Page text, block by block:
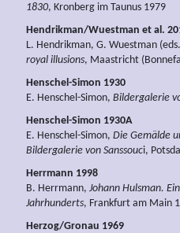
1830, Kronberg im Taunus 1979
Hendrikman/Wuestman et al.
L. Hendrikman, G. Wuestman
royal illusions, Maastricht
Henschel-Simon 1930
E. Henschel-Simon, Bildergalerie
Henschel-Simon 1930A
E. Henschel-Simon, Die Gemälde
Bildergalerie von Sanssouci,
Herrmann 1998
B. Herrmann, Johann Hulsman.
Jahrhunderts, Frankfurt am Main
Herzog/Gronau 1969